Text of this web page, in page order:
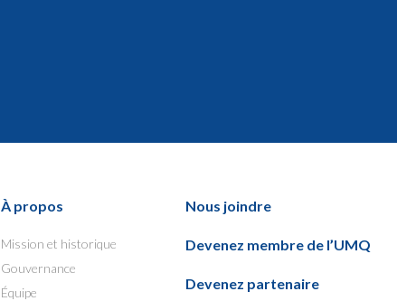
À propos
Mission et historique
Gouvernance
Équipe
Nous joindre
Devenez membre de l’UMQ
Devenez partenaire